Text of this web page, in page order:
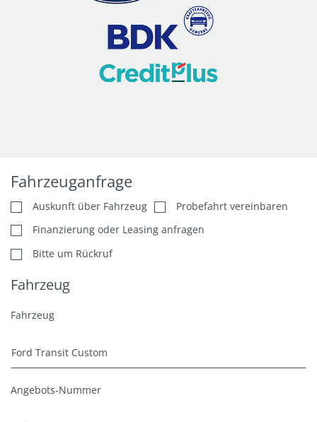
Fahrzeuganfrage
Auskunft über Fahrzeug
Probefahrt vereinbaren
Finanzierung oder Leasing anfragen
Bitte um Rückruf
Fahrzeug
Fahrzeug
Angebots-Nummer